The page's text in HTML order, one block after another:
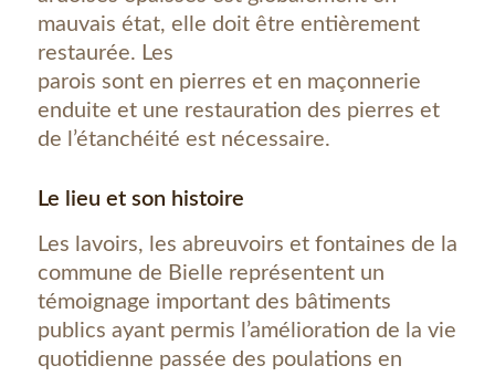
mauvais état, elle doit être entièrement
restaurée. Les
parois sont en pierres et en maçonnerie
enduite et une restauration des pierres et
de l’étanchéité est nécessaire.
Le lieu et son histoire
Les lavoirs, les abreuvoirs et fontaines de la
commune de Bielle représentent un
témoignage important des bâtiments
publics ayant permis l’amélioration de la vie
quotidienne passée des poulations en